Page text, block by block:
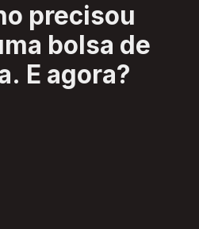
precisou
bolsa de
E agora?